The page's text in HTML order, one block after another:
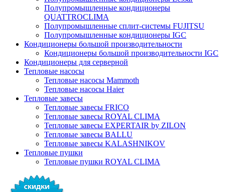
Полупромышленные кондиционеры
QUATTROCLIMA
Полупромышленные сплит-системы FUJITSU
Полупромышленные кондиционеры IGC
Кондиционеры большой производительности
Кондиционеры большой производительности IGC
Кондиционеры для серверной
Тепловые насосы
Тепловые насосы Mammoth
Тепловые насосы Haier
Тепловые завесы
Тепловые завесы FRICO
Тепловые завесы ROYAL CLIMA
Тепловые завесы EXPERTAIR by ZILON
Тепловые завесы BALLU
Тепловые завесы KALASHNIKOV
Тепловые пушки
Тепловые пушки ROYAL CLIMA